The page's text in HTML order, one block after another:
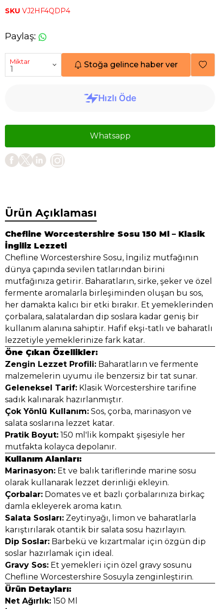
SKU VJ2HF4QDP4
Paylaş:
Miktar Stoğa gelince haber ver
Whatsapp
Ürün Açıklaması
Chefline Worcestershire Sosu 150 Ml – Klasik
İngiliz Lezzeti
Chefline Worcestershire Sosu, İngiliz mutfağının
dünya çapında sevilen tatlarından birini
mutfağınıza getirir. Baharatların, sirke, şeker ve özel
fermente aromalarla birleşiminden oluşan bu sos,
her damakta kalıcı bir etki bırakır. Et yemeklerinden
çorbalara, salatalardan dip soslara kadar geniş bir
kullanım alanına sahiptir. Hafif ekşi-tatlı ve baharatlı
lezzetiyle yemeklerinize fark katar.
Öne Çıkan Özellikler:
Zengin Lezzet Profili: Baharatların ve fermente
malzemelerin uyumu ile benzersiz bir tat sunar.
Geleneksel Tarif: Klasik Worcestershire tarifine
sadık kalınarak hazırlanmıştır.
Çok Yönlü Kullanım: Sos, çorba, marinasyon ve
salata soslarına lezzet katar.
Pratik Boyut: 150 ml'lik kompakt şişesiyle her
mutfakta kolayca depolanır.
Kullanım Alanları:
Marinasyon: Et ve balık tariflerinde marine sosu
olarak kullanarak lezzet derinliği ekleyin.
Çorbalar: Domates ve et bazlı çorbalarınıza birkaç
damla ekleyerek aroma katın.
Salata Sosları: Zeytinyağı, limon ve baharatlarla
karıştırılarak otantik bir salata sosu hazırlayın.
Dip Soslar: Barbekü ve kızartmalar için özgün dip
soslar hazırlamak için ideal.
Gravy Sos: Et yemekleri için özel gravy sosunu
Chefline Worcestershire Sosuyla zenginleştirin.
Ürün Detayları:
Net Ağırlık: 150 Ml